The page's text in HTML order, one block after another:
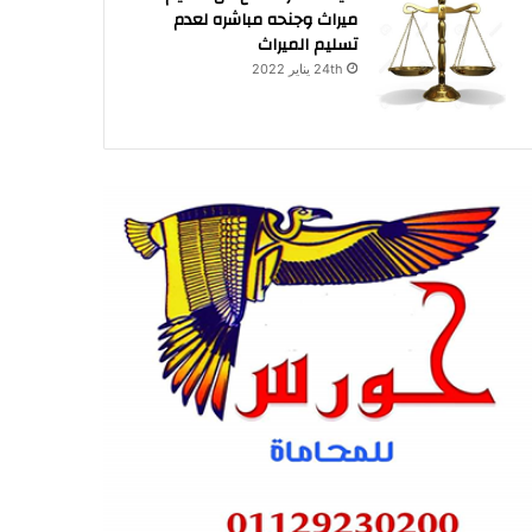
ميراث وجنحه مباشره لعدم
تسليم الميراث
24th يناير 2022